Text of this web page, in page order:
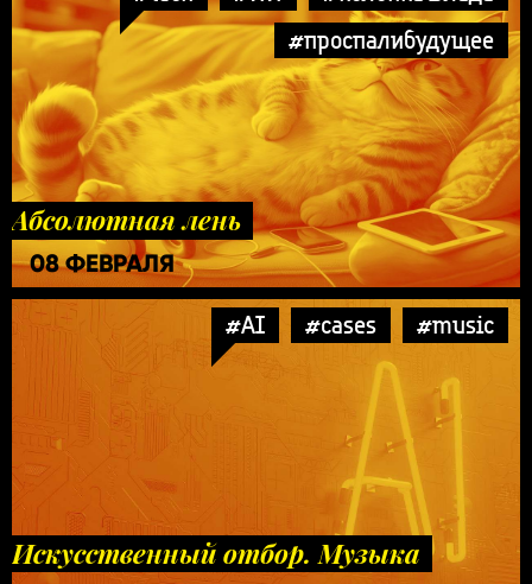
#проспалибудущее
Абсолютная лень
08 ФЕВРАЛЯ
#AI #cases #music
Искусственный отбор. Музыка